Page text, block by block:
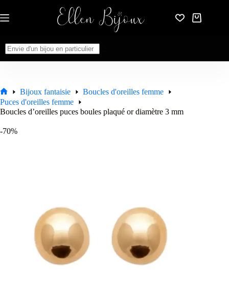
au
contenu
Panier
Accueil
Bijoux fantaisie
Boucles d'oreilles femme
Puces d'oreilles femme
Boucles d’oreilles puces boules plaqué or diamètre 3 mm
-70%